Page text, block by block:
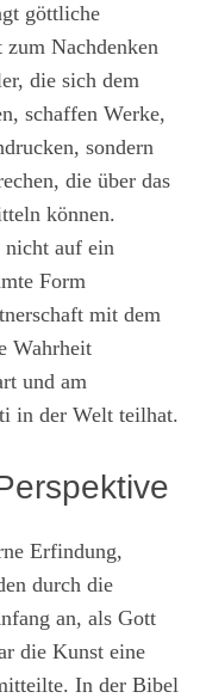
göttliche
Nachdenken
die sich dem
schaffen Werke,
sondern
die über das
können.
nicht auf ein
Form
mit dem
Wahrheit
und am
in der Welt teilhat.
Erfindung,
durch die
an, als Gott
die Kunst eine
In der Bibel